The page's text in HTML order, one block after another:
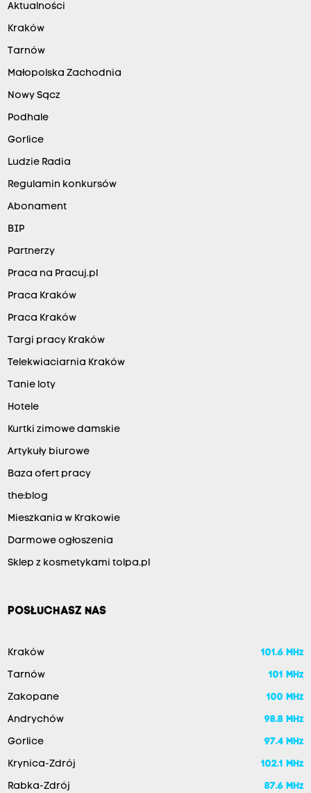
Aktualności
Kraków
Tarnów
Małopolska Zachodnia
Nowy Sącz
Podhale
Gorlice
Ludzie Radia
Regulamin konkursów
Abonament
BIP
Partnerzy
Praca na Pracuj.pl
Praca Kraków
Praca Kraków
Targi pracy Kraków
Telekwiaciarnia Kraków
Tanie loty
Hotele
Kurtki zimowe damskie
Artykuły biurowe
Baza ofert pracy
the:blog
Mieszkania w Krakowie
Darmowe ogłoszenia
Sklep z kosmetykami tolpa.pl
POSŁUCHASZ NAS
Kraków 101.6 MHz
Tarnów 101 MHz
Zakopane 100 MHz
Andrychów 98.8 MHz
Gorlice 97.4 MHz
Krynica-Zdrój 102.1 MHz
Rabka-Zdrój 87.6 MHz